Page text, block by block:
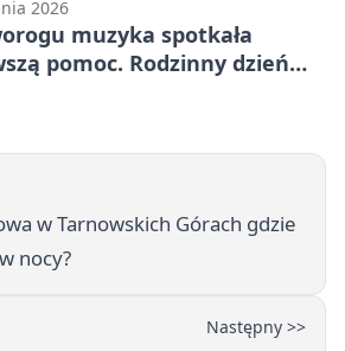
2026
muzyka spotkała
pomoc. Rodzinny dzień
w Tarnowskich Górach gdzie
nocy?
Następny >>